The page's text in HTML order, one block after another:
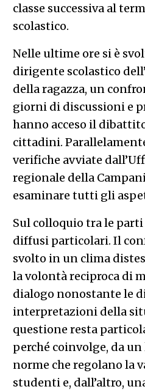
classe successiva al
scolastico.
Nelle ultime ore si è
dirigente scolastico
della ragazza, un
giorni di discussioni e
hanno acceso il
cittadini.
verifiche avviate
regionale della
esaminare tutti gli
Sul colloquio tra le
diffusi particolari. Il
svolto in un clima
la volontà reciproca di
dialogo nonostante le
interpretazioni della
questione resta
perché coinvolge, da
norme che regolano la
studenti e, dall’altro,